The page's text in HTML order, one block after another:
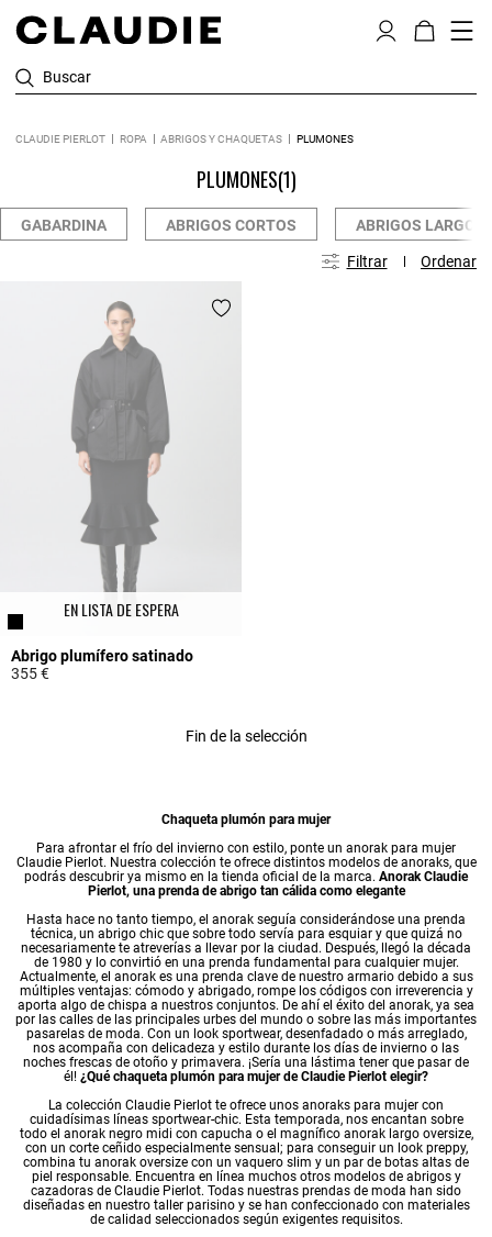
Buscar
CLAUDIE PIERLOT ROPA ABRIGOS Y CHAQUETAS PLUMONES
PLUMONES(1)
GABARDINA ABRIGOS CORTOS ABRIGOS LARGOS
Filtrar Ordenar
EN LISTA DE ESPERA
Abrigo plumífero satinado
355 €
Fin de la selección
Chaqueta plumón para mujer
Para afrontar el frío del invierno con estilo, ponte un anorak para mujer
Claudie Pierlot. Nuestra colección te ofrece distintos modelos de anoraks, que
podrás descubrir ya mismo en la tienda oficial de la marca. Anorak Claudie
Pierlot, una prenda de abrigo tan cálida como elegante
Hasta hace no tanto tiempo, el anorak seguía considerándose una prenda
técnica, un abrigo chicque sobre todo servía para esquiar y que quizá no
necesariamente te atreverías a llevar por la ciudad. Después, llegó la década
de 1980 y lo convirtió en una prenda fundamental para cualquier mujer.
Actualmente, el anorak es una prenda clave de nuestro armario debido a sus
múltiples ventajas: cómodo y abrigado, rompe los códigos con irreverencia y
aporta algo de chispa a nuestros conjuntos. De ahí el éxito del anorak, ya sea
por las calles de las principales urbes del mundo o sobre las más importantes
pasarelas de moda. Con un look sportwear, desenfadado o más arreglado,
nos acompaña con delicadeza y estilo durante los días de invierno o las
noches frescas de otoño y primavera. ¡Sería una lástima tener que pasar de
él! ¿Qué chaqueta plumón para mujer de Claudie Pierlot elegir?
La colección Claudie Pierlot te ofrece unos anoraks para mujer con
cuidadísimas líneas sportwear-chic. Esta temporada, nos encantan sobre
todo el anorak negro midi con capucha o el magnífico anorak largo oversize,
con un corte ceñido especialmente sensual; para conseguir un look preppy,
combina tu anorak oversize con un vaquero slim y un par de botas altas de
piel responsable. Encuentra en línea muchos otros modelos de abrigos y
cazadoras de Claudie Pierlot. Todas nuestras prendas de moda han sido
diseñadas en nuestro taller parisino y se han confeccionado con materiales
de calidad seleccionados según exigentes requisitos.